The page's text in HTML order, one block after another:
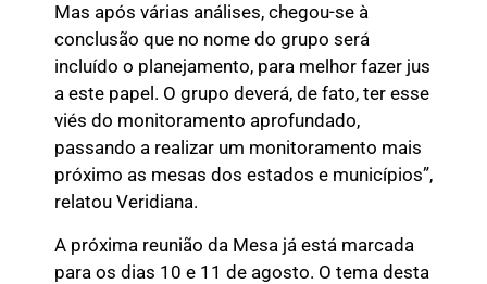
Mas após várias análises, chegou-se à
conclusão que no nome do grupo será
incluído o planejamento, para melhor fazer jus
a este papel. O grupo deverá, de fato, ter esse
viés do monitoramento aprofundado,
passando a realizar um monitoramento mais
próximo as mesas dos estados e municípios”,
relatou Veridiana.
A próxima reunião da Mesa já está marcada
para os dias 10 e 11 de agosto. O tema desta